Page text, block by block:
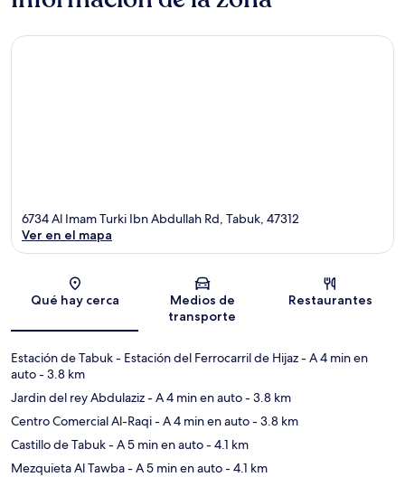
Sección del mapa
6734 Al Imam Turki Ibn Abdullah Rd, Tabuk, 47312
Ver en el mapa
Qué hay cerca
Medios de
transporte
Restaurantes
Estación de Tabuk - Estación del Ferrocarril de Hijaz- A 4 min en
auto- 3.8 km
Jardin del rey Abdulaziz- A 4 min en auto- 3.8 km
Centro Comercial Al-Raqi- A 4 min en auto- 3.8 km
Castillo de Tabuk- A 5 min en auto- 4.1 km
Mezquieta Al Tawba- A 5 min en auto- 4.1 km